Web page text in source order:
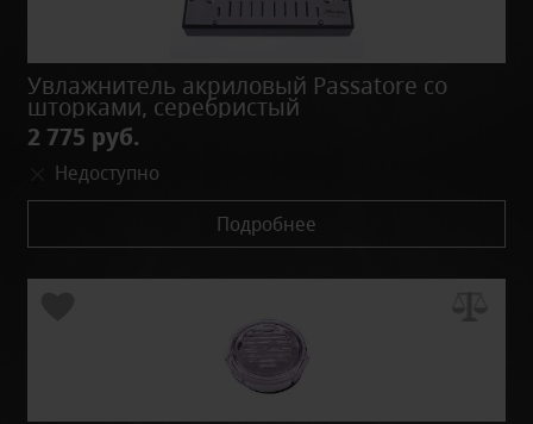
Увлажнитель акриловый Passatore со
шторками, серебристый
2 775 руб.
Недоступно
Подробнее